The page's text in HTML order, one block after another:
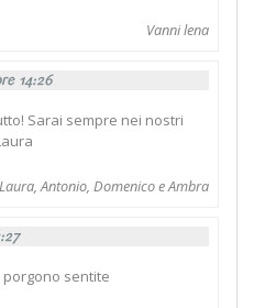
Vanni lena
14:26
Sarai sempre nei nostri
Laura, Antonio, Domenico e Ambra
porgono sentite